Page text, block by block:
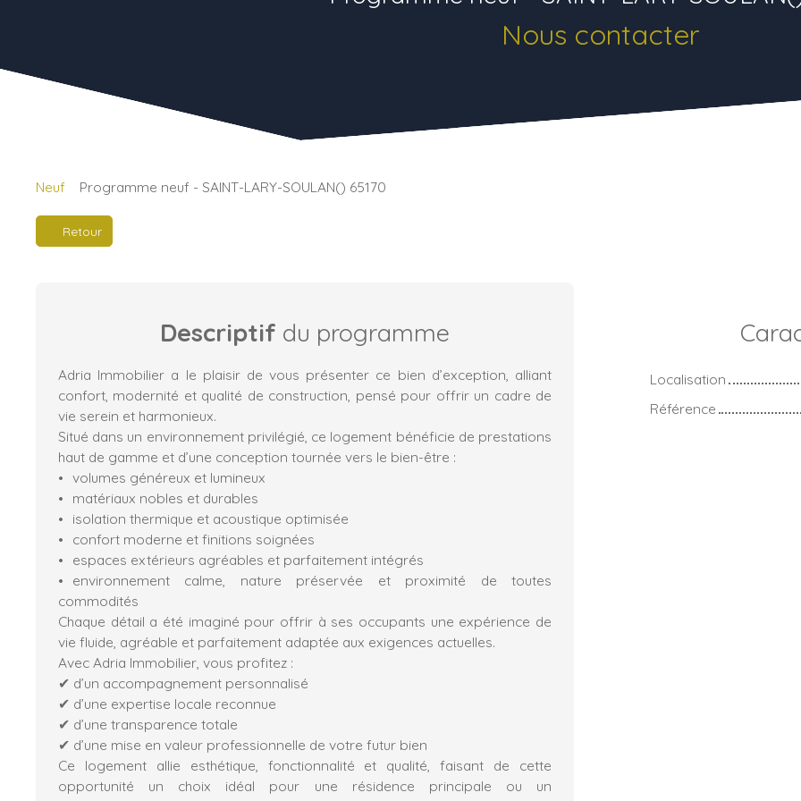
Nous contacter
Neuf Programme neuf - SAINT-LARY-SOULAN() 65170
Retour
Descriptif du programme
Adria Immobilier a le plaisir de vous présenter ce bien d’exception, alliant
confort, modernité et qualité de construction, pensé pour offrir un cadre de
vie serein et harmonieux.
Situé dans un environnement privilégié, ce logement bénéficie de prestations
haut de gamme et d’une conception tournée vers le bien-être :
volumes généreux et lumineux
matériaux nobles et durables
isolation thermique et acoustique optimisée
confort moderne et finitions soignées
espaces extérieurs agréables et parfaitement intégrés
environnement calme, nature préservée et proximité de toutes
commodités
Chaque détail a été imaginé pour offrir à ses occupants une expérience de
vie fluide, agréable et parfaitement adaptée aux exigences actuelles.
Avec Adria Immobilier, vous profitez :
✔ d’un accompagnement personnalisé
✔ d’une expertise locale reconnue
✔ d’une transparence totale
✔ d’une mise en valeur professionnelle de votre futur bien
Ce logement allie esthétique, fonctionnalité et qualité, faisant de cette
opportunité un choix idéal pour une résidence principale ou un
Localisation
Référence